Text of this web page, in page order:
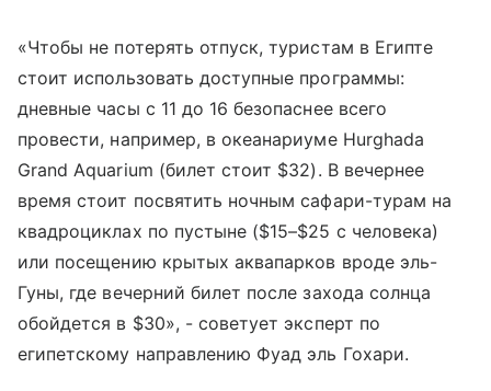
«Чтобы не потерять отпуск, туристам в Египте
стоит использовать доступные программы:
дневные часы с 11 до 16 безопаснее всего
провести, например, в океанариуме Hurghada
Grand Aquarium (билет стоит $32). В вечернее
время стоит посвятить ночным сафари-турам на
квадроциклах по пустыне ($15–$25 с человека)
или посещению крытых аквапарков вроде эль-
Гуны, где вечерний билет после захода солнца
обойдется в $30», - советует эксперт по
египетскому направлению Фуад эль Гохари.